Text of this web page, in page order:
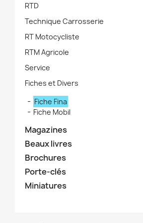
RTD
Technique Carrosserie
RT Motocycliste
RTM Agricole
Service
Fiches et Divers
Fiche Fina
Fiche Mobil
Magazines
Beaux livres
Brochures
Porte-clés
Miniatures